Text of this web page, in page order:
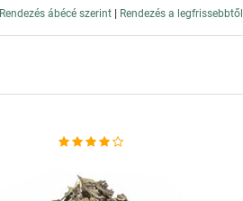
Rendezés ábécé szerint | Rendezés a legfrissebbtől